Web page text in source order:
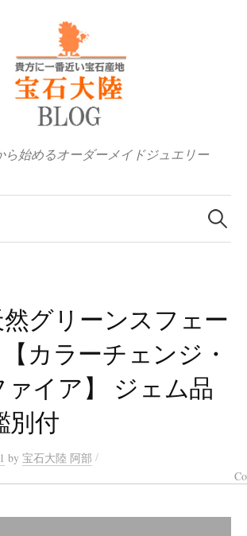
ら始めるオーダーメイドジュエリー
検
索:
グリーンスフェー
【カラーチェンジ・
ァイア】 ジェム品
別付
by 宝石大陸 阿部 /